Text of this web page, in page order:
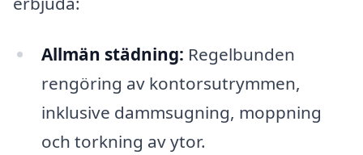
Allmän städning: Regelbunden
rengöring av kontorsutrymmen,
inklusive dammsugning, moppning
och torkning av ytor.